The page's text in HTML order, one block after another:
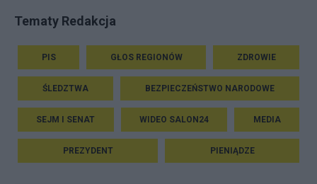
Tematy Redakcja
PIS GŁOS REGIONÓW ZDROWIE
ŚLEDZTWA BEZPIECZEŃSTWO NARODOWE
SEJM I SENAT WIDEO SALON24 MEDIA
PREZYDENT PIENIĄDZE